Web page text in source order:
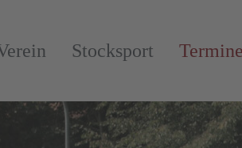
Stocksport Termine